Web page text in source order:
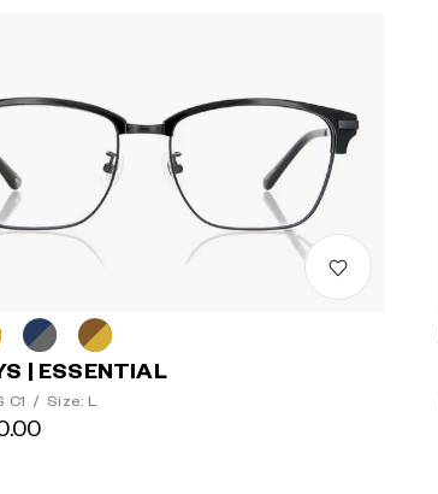
| ESSENTIAL
C1 / Size: L